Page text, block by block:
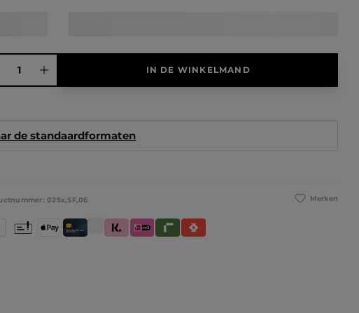
IN DE WINKELMAND
de standaardformaten
Merken
025x,SF,06
Apple PayCreditcard / Betaalpas
Klarna (Achteraf betalen / In delen betalen /
iDeal IN3
RivertySatispay
Vooruitbetaling